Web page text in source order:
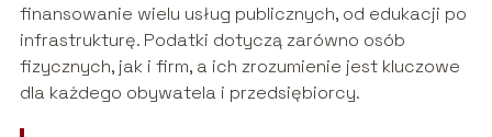
finansowanie wielu usług publicznych, od edukacji po
infrastrukturę. Podatki dotyczą zarówno osób
fizycznych, jak i firm, a ich zrozumienie jest kluczowe
dla każdego obywatela i przedsiębiorcy.